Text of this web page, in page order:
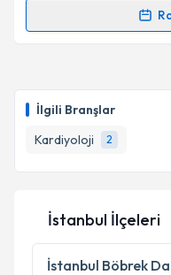
İlgili Branşlar
Kardiyoloji
2
E-posta Adresiniz
Kişisel
Metni'ni
kapsamda
İstanbul İlçeleri
İstanbul Böbrek